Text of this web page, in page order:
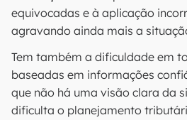
equivocadas e à aplicação
agravando ainda mais a
Tem também a dificuldade em
baseadas em informações
que não há uma visão clara da
dificulta o planejamento